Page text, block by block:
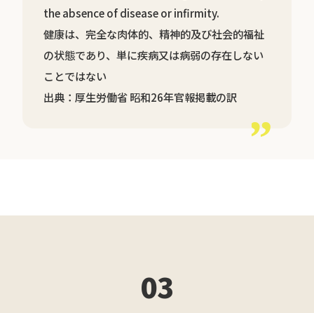
the absence of disease or infirmity.
健康は、完全な肉体的、精神的及び社会的福祉
の状態であり、単に疾病又は病弱の存在しない
ことではない
出典：厚生労働省 昭和26年官報掲載の訳
03